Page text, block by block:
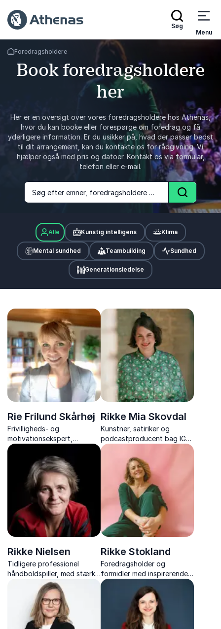
Søg
Menu
Tilbage til forsiden
Foredragsholdere
Book foredragsholdere
her
Her er en oversigt over vores foredragsholdere hos Athenas,
hvor du kan booke eller forespørge om foredrag og få
yderligere information. Er du usikker på, hvad der passer bedst
til dit arrangement, kan du kontakte os for rådgivning. Vi
hjælper også med pris og datoer. Kontakt os via formular,
telefon eller e-mail.
Søg efter emner, foredragsholdere og foredrag Søg
Alle Kunstig intelligens Klima
Mental sundhed Teambuilding Sundhed
Generationsledelse
Rie Frilund Skårhøj
Frivilligheds- og
motivationsekspert,
sociolog og forfatter, med
over 20 års erfaring med
frivillige og ledelse.
Rikke Mia Skovdal
Kunstner, satiriker og
podcastproducent bag IG-
kontoen “rikkemiaskovdal”,
med refleksioner til et liv
med fokus, trivsel og mental
bæredygtighed.
Rikke Nielsen
Tidligere professionel
håndboldspiller, med stærke
fortællinger om modgang,
håb og inklusion gennem
Rikke Stokland
Foredragsholder og
formidler med inspirerende
foredrag om trivsel,
præstationspres, relationer
og modet til at være sig